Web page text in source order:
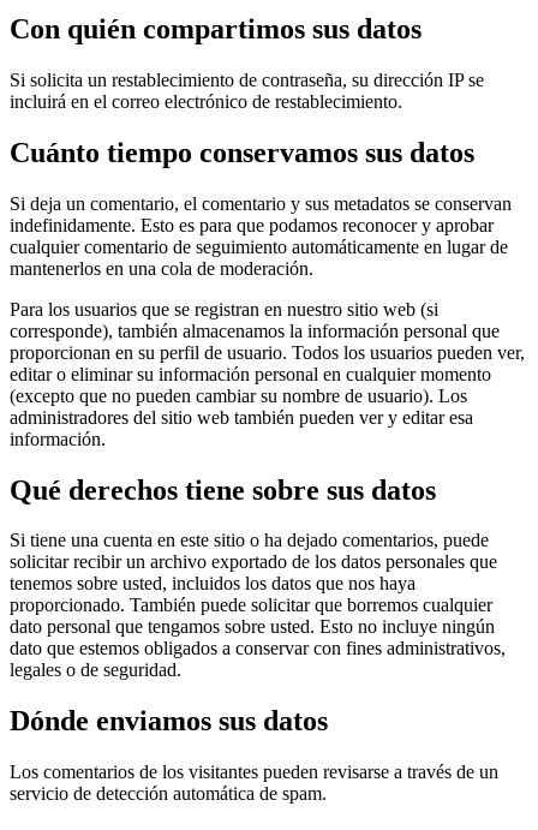
Con quién compartimos sus datos
Si solicita un restablecimiento de contraseña, su dirección IP se
incluirá en el correo electrónico de restablecimiento.
Cuánto tiempo conservamos sus datos
Si deja un comentario, el comentario y sus metadatos se conservan
indefinidamente. Esto es para que podamos reconocer y aprobar
cualquier comentario de seguimiento automáticamente en lugar de
mantenerlos en una cola de moderación.
Para los usuarios que se registran en nuestro sitio web (si
corresponde), también almacenamos la información personal que
proporcionan en su perfil de usuario. Todos los usuarios pueden ver,
editar o eliminar su información personal en cualquier momento
(excepto que no pueden cambiar su nombre de usuario). Los
administradores del sitio web también pueden ver y editar esa
información.
Qué derechos tiene sobre sus datos
Si tiene una cuenta en este sitio o ha dejado comentarios, puede
solicitar recibir un archivo exportado de los datos personales que
tenemos sobre usted, incluidos los datos que nos haya
proporcionado. También puede solicitar que borremos cualquier
dato personal que tengamos sobre usted. Esto no incluye ningún
dato que estemos obligados a conservar con fines administrativos,
legales o de seguridad.
Dónde enviamos sus datos
Los comentarios de los visitantes pueden revisarse a través de un
servicio de detección automática de spam.